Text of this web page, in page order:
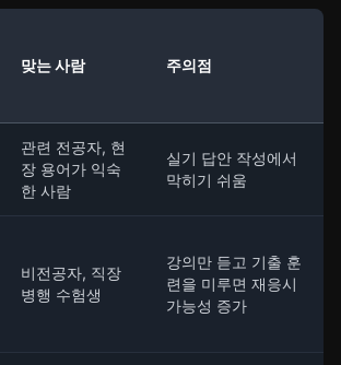
맞는 사람 주의점
관련 전공자, 현
장 용어가 익숙
한 사람
실기 답안 작성에서
막히기 쉬움
비전공자, 직장
병행 수험생
강의만 듣고 기출 훈
련을 미루면 재응시
가능성 증가